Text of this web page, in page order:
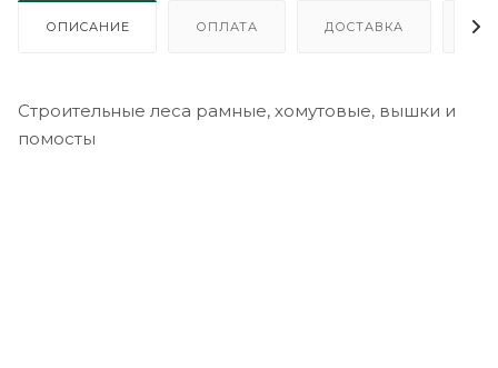
ОПИСАНИЕ ОПЛАТА ДОСТАВКА
Строительные леса рамные, хомутовые, вышки и
помосты